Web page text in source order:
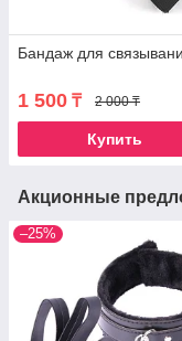
Бандаж для
1 500 ₸ 2 000 ₸
Купить
Акционные
–25%